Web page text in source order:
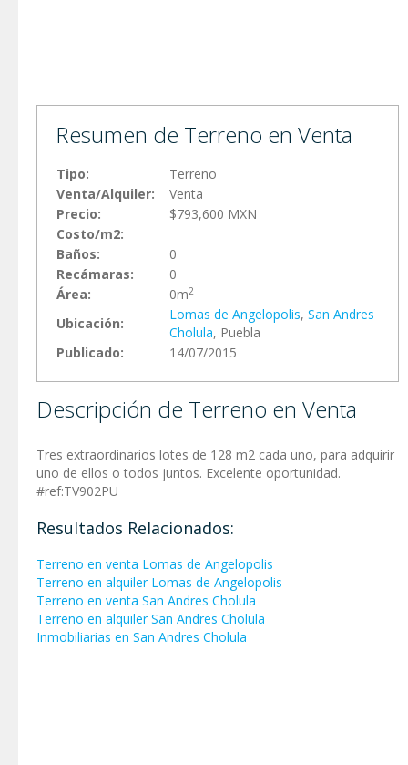
Resumen de Terreno en Venta
Tipo:
Terreno
Venta/Alquiler:
Venta
Precio:
$793,600 MXN
Costo/m2:
Baños:
0
Recámaras:
0
Área:
0m2
Ubicación:
Lomas de Angelopolis, San Andres
Cholula, Puebla
Publicado:
14/07/2015
Descripción de Terreno en Venta
Tres extraordinarios lotes de 128 m2 cada uno, para adquirir
uno de ellos o todos juntos. Excelente oportunidad.
#ref:TV902PU
Resultados Relacionados:
Terreno en venta Lomas de Angelopolis
Terreno en alquiler Lomas de Angelopolis
Terreno en venta San Andres Cholula
Terreno en alquiler San Andres Cholula
Inmobiliarias en San Andres Cholula